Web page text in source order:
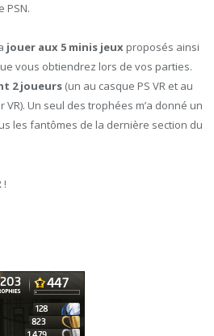
PSN.
jouer aux 5 minis jeux proposés ainsi
vous obtiendrez lors de vos parties.
2 joueurs (un au casque PS VR et au
Un seul des trophées m’a donné un
les fantômes de la dernière section du
!